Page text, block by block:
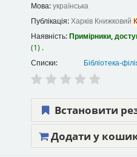
Мова:українська
Публікація:Харків Книжковий
Наявність:Примірники,
(1) .
Списки:
Бібліотека-
Встановити
Додати у